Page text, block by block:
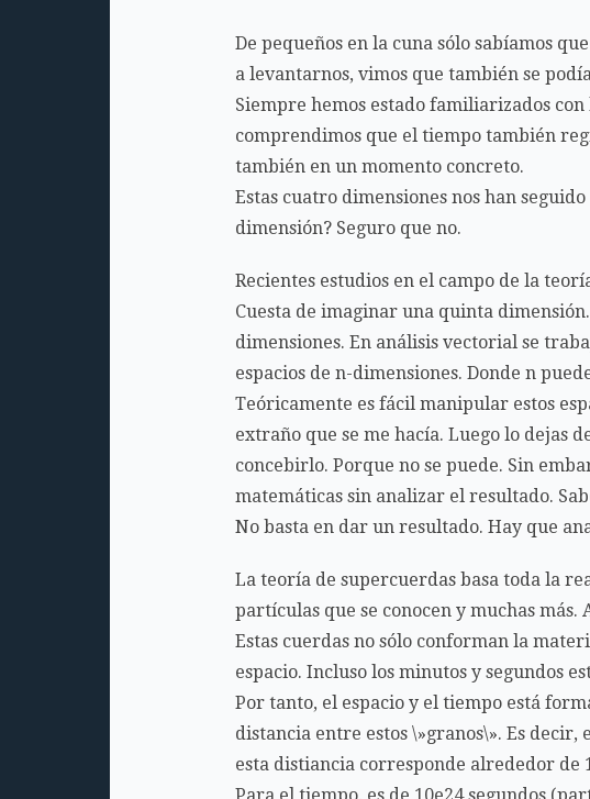
De pequeños en la cuna sólo sabíamos
a levantarnos, vimos que también se
Siempre hemos estado familiarizados
comprendimos que el tiempo también
también en un momento concreto.
Estas cuatro dimensiones nos han
dimensión? Seguro que no.
Recientes estudios en el campo de la
Cuesta de imaginar una quinta
dimensiones. En análisis vectorial se
espacios de n-dimensiones. Donde n
Teóricamente es fácil manipular estos
extraño que se me hacía. Luego lo dejas
concebirlo. Porque no se puede. Sin
matemáticas sin analizar el resultado.
No basta en dar un resultado. Hay que
La teoría de supercuerdas basa toda la
partículas que se conocen y muchas
Estas cuerdas no sólo conforman la
espacio. Incluso los minutos y segundos
Por tanto, el espacio y el tiempo está
distancia entre estos \»granos\». Es decir,
esta distiancia corresponde alrededor de